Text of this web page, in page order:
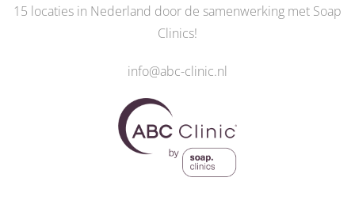
15 locaties in Nederland door de samenwerking met Soap
Clinics!
info@abc-clinic.nl